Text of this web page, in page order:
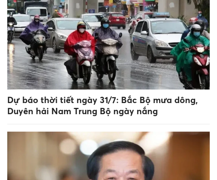
Dự báo thời tiết ngày 31/7: Bắc Bộ mưa dông,
Duyên hải Nam Trung Bộ ngày nắng